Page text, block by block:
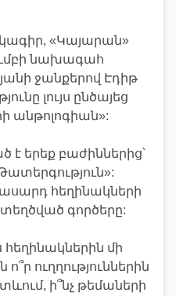
«Կայարան»
նախագահ
ջանքերով Էդիթ
լույս ընծայեց
անթոլոգիան»:
է երեք բաժիններից՝
հեղինակների
գործերը:
հեղինակներին մի
ուղղություններին
ի՞նչ թեմաների